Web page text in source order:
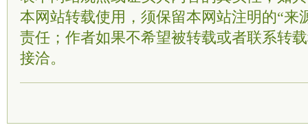
本网站转载使用，须保留本网站注明的“来
责任；作者如果不希望被转载或者联系转
接洽。